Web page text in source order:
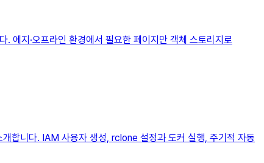
에지·오프라인 환경에서 필요한 페이지만 객체 스토리지로
합니다. IAM 사용자 생성, rclone 설정과 도커 실행, 주기적 자동